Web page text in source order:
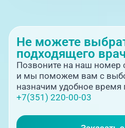
21:00-08:00
Профосмотры,
Не можете
подходящего
Позвоните на наш номер
и мы поможем вам с
назначим удобное время
+7(351) 220-00-03